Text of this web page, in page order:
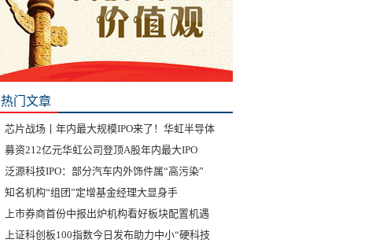
热门文章
芯片战场丨年内最大规模IPO来了！华虹半导体
募资212亿元华虹公司登顶A股年内最大IPO
泛源科技IPO：部分汽车内外饰件属“高污染”
知名机构“组团”定增基金经理大显身手
上市券商首份中报出炉机构看好板块配置机遇
上证科创板100指数今日发布助力中小“硬科技